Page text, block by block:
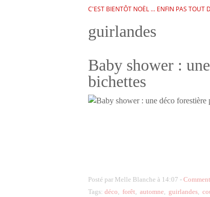
C'EST BIENTÔT NOËL ... ENFIN PAS TOUT
guirlandes
Baby shower :
bichettes
Posté par Melle Blanche à 14:07 -
Tags: déco, forêt, automne, guirlandes,